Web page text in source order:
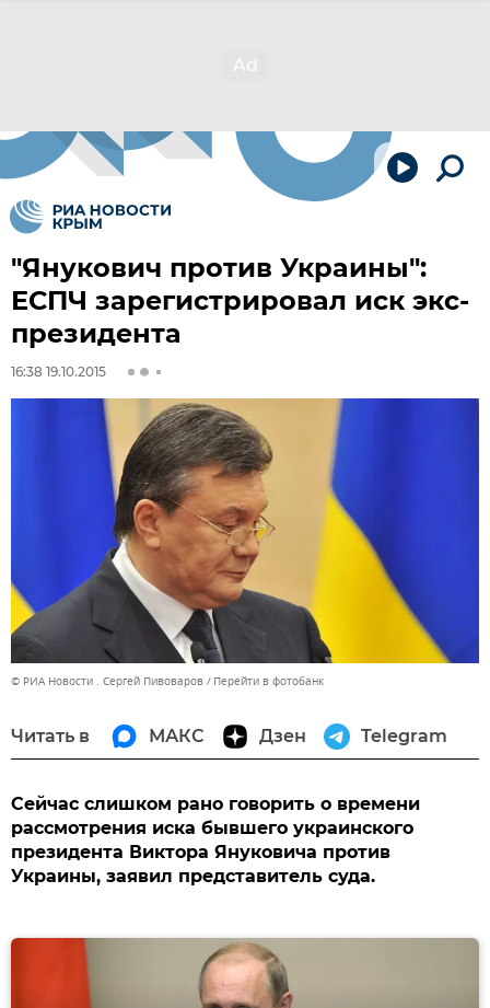
"Янукович против Украины":
ЕСПЧ зарегистрировал иск экс-
президента
16:38 19.10.2015
© РИА Новости . Сергей Пивоваров Перейти в фотобанк
Читать в МАКС Дзен Telegram
Сейчас слишком рано говорить о времени
рассмотрения иска бывшего украинского
президента Виктора Януковича против
Украины, заявил представитель суда.